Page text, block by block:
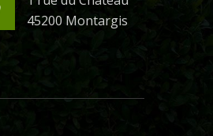
45200 Montargis